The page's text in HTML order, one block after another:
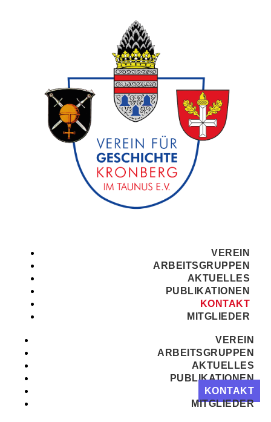
VEREIN
ARBEITSGRUPPEN
AKTUELLES
PUBLIKATIONEN
KONTAKT
MITGLIEDER
VEREIN
ARBEITSGRUPPEN
AKTUELLES
PUBLIKATIONEN
KONTAKT
MITGLIEDER